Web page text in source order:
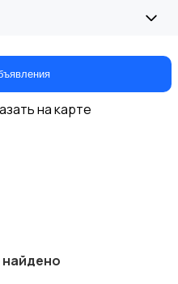
на карте
найдено